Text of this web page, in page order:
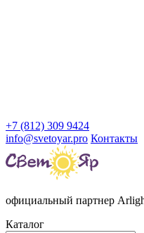
+7 (812) 309 9424
info@svetoyar.pro Контакты
официальный партнер
Каталог